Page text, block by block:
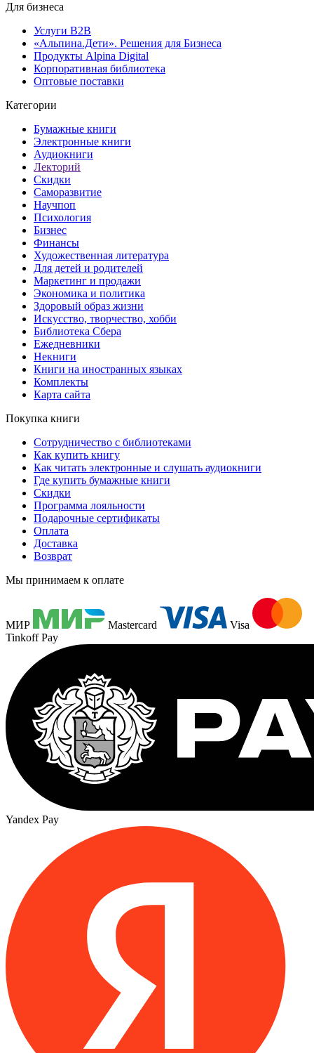
Для бизнеса
Услуги B2B
«Альпина.Дети». Решения для Бизнеса
Продукты Alpina Digital
Корпоративная библиотека
Оптовые поставки
Категории
Бумажные книги
Электронные книги
Аудиокниги
Лекторий
Скидки
Саморазвитие
Научпоп
Психология
Бизнес
Финансы
Художественная литература
Для детей и родителей
Маркетинг и продажи
Экономика и политика
Здоровый образ жизни
Искусство, творчество, хобби
Библиотека Сбера
Ежедневники
Некниги
Книги на иностранных языках
Комплекты
Карта сайта
Покупка книги
Сотрудничество с библиотеками
Как купить книгу
Как читать электронные и слушать аудиокниги
Где купить бумажные книги
Скидки
Программа лояльности
Подарочные сертификаты
Оплата
Доставка
Возврат
Мы принимаем к оплате
МИР Mastercard
Visa
Tinkoff Pay
Yandex Pay